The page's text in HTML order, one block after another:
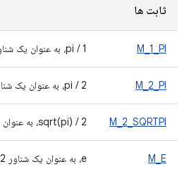
ثابت ها
M_1_PI 1 / pi، به عنوان یک شناور 32 بیتی
M_2_PI 2 / pi، به عنوان یک شناور 32 بیتی
M_2_SQRTPI 2 / sqrt(pi)، به عنوان یک شناور 32 بیتی
M_E e، به عنوان یک شناور 32 بیتی